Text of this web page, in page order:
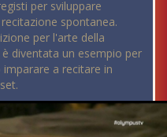
per sviluppare
spontanea.
per l'arte della
diventata un esempio per
a recitare in